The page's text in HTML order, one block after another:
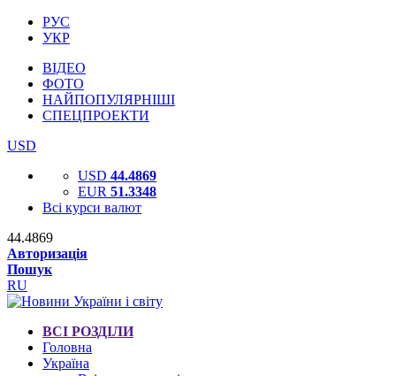
РУС
УКР
ВІДЕО
ФОТО
НАЙПОПУЛЯРНІШІ
СПЕЦПРОЕКТИ
USD
USD 44.4869
EUR 51.3348
Всі курси валют
44.4869
Авторизація
Пошук
RU
ВСІ РОЗДІЛИ
Головна
Україна